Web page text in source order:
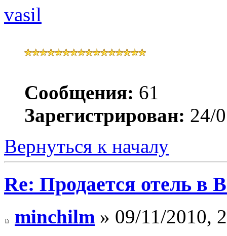
vasil
Сообщения: 61
Зарегистрирован: 24/
Вернуться к началу
Re: Продается отель в
minchilm » 09/11/2010,